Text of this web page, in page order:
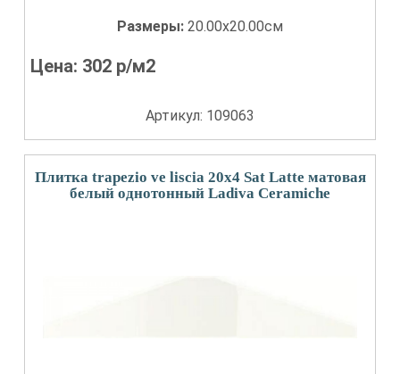
Размеры: 20.00x20.00см
Цена: 302 р/м2
Артикул: 109063
Плитка trapezio ve liscia 20x4 Sat Latte матовая
белый однотонный Ladiva Сeramiche